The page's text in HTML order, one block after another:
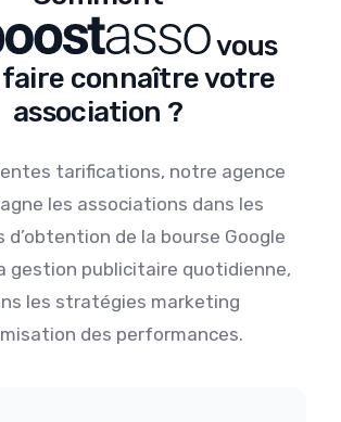
vous
faire connaître votre
association ?
tarifications, notre agence
les associations dans les
d’obtention de la bourse Google
gestion publicitaire quotidienne,
les stratégies marketing
des performances.